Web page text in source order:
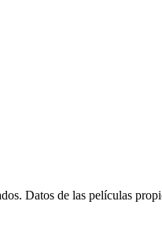
Datos de las películas